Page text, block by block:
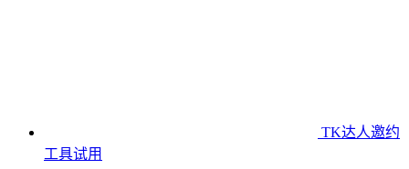
TK达人邀约
工具试用